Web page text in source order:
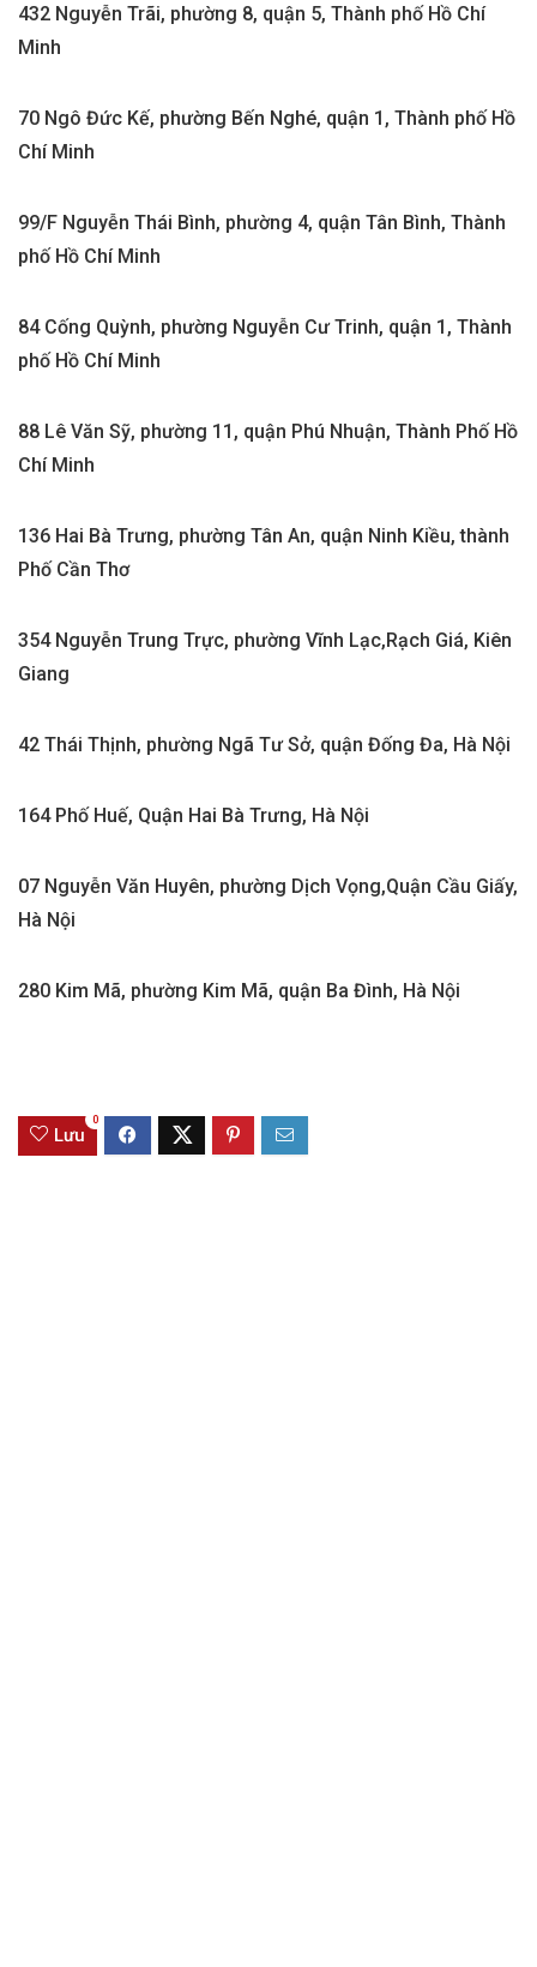
432 Nguyễn Trãi, phường 8, quận 5, Thành phố Hồ Chí
Minh
70 Ngô Đức Kế, phường Bến Nghé, quận 1, Thành phố Hồ
Chí Minh
99/F Nguyễn Thái Bình, phường 4, quận Tân Bình, Thành
phố Hồ Chí Minh
84 Cống Quỳnh, phường Nguyễn Cư Trinh, quận 1, Thành
phố Hồ Chí Minh
88 Lê Văn Sỹ, phường 11, quận Phú Nhuận, Thành Phố Hồ
Chí Minh
136 Hai Bà Trưng, phường Tân An, quận Ninh Kiều, thành
Phố Cần Thơ
354 Nguyễn Trung Trực, phường Vĩnh Lạc,Rạch Giá, Kiên
Giang
42 Thái Thịnh, phường Ngã Tư Sở, quận Đống Đa, Hà Nội
164 Phố Huế, Quận Hai Bà Trưng, Hà Nội
07 Nguyễn Văn Huyên, phường Dịch Vọng,Quận Cầu Giấy,
Hà Nội
280 Kim Mã, phường Kim Mã, quận Ba Đình, Hà Nội
Lưu
0